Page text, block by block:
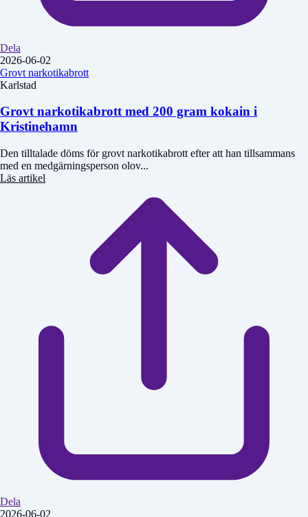
Dela
2026-06-02
Grovt narkotikabrott
Karlstad
Grovt narkotikabrott med 200 gram kokain i
Kristinehamn
Den tilltalade döms för grovt narkotikabrott efter att han tillsammans
med en medgärningsperson olov...
Läs artikel
Dela
2026-06-02